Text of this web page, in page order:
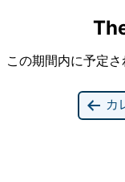
この期間内に予定
カ